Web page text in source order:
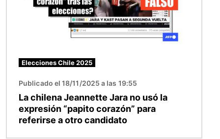
Elecciones Chile 2025
Publicado el 18/11/2025 a las 19:55
La chilena Jeannette Jara no usó la
expresión “papito corazón” para
referirse a otro candidato